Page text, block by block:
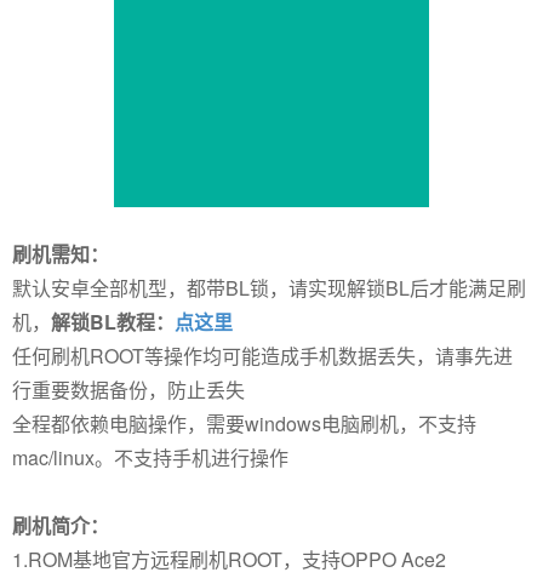
刷机需知：
默认安卓全部机型，都带BL锁，请实现解锁BL后才能满足刷
机， 解锁BL教程： 点这里
任何刷机ROOT等操作均可能造成手机数据丢失，请事先进
行重要数据备份，防止丢失
全程都依赖电脑操作，需要windows电脑刷机，不支持
mac/linux。不支持手机进行操作
刷机简介：
1.ROM基地官方远程刷机ROOT，支持OPPO Ace2